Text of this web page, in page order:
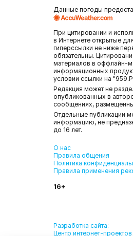
Данные погоды
При цитировании и
в Интернете открытые
гиперссылки не ниже
обязательны.
материалов в оффлайн-
информационных
условии ссылки на
Редакция может не
опубликованных в
сообщениях,
Отдельные публикации
информацию, не
до 16 лет.
О нас
Правила общения
Политика
Правила применения
16+
Разработка сайта:
Центр интернет-